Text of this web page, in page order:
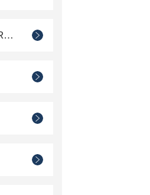
热卖！KAKUHUNTER写真化学